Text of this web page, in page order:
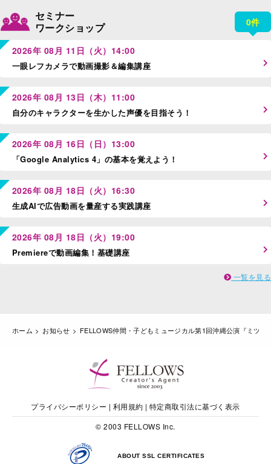
セミナー
ワークショップ
0件
2026年 08月 11日（火）14:00
一眼レフカメラで動画撮影＆編集講座
2026年 08月 13日（木）11:00
自分のキャラクターを生かした声優を目指そう！
2026年 08月 16日（日）13:00
「Google Analytics 4」の基本を覚えよう！
2026年 08月 18日（火）16:30
生成AIで広告動画を量産する実践講座
2026年 08月 18日（火）19:00
Premiereで動画編集！基礎講座
一覧を見る
ホーム お知らせ FELLOWS仲間・子どもミュージカル第1回沖縄公演『ミツ
プライバシーポリシー | 利用規約 | 特定商取引法に基づく表示
© 2003 FELLOWS Inc.
ABOUT SSL CERTIFICATES